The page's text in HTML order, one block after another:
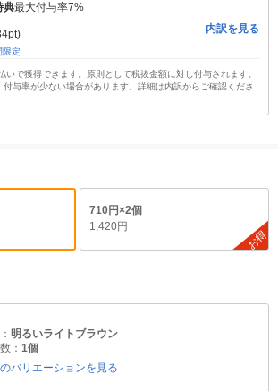
典最大付与率7%
限定
内訳を見る
いで獲得できます。原則として税抜金額に対し付与されます。
与率が少ない場合があります。詳細は内訳からご確認くださ
710円×2個
1,420円
お得
明るいライトブラウン
： 1個
バリエーションを見る